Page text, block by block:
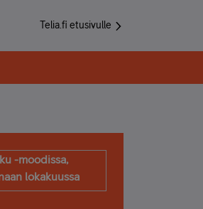
Telia.fi etusivulle
-moodissa,
lokakuussa